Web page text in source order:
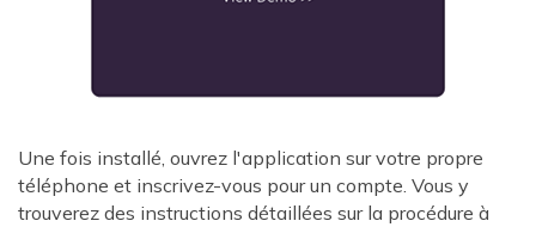
Une fois installé, ouvrez l'application sur votre propre
téléphone et inscrivez-vous pour un compte. Vous y
trouverez des instructions détaillées sur la procédure à